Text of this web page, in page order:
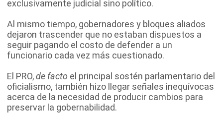
exclusivamente judicial sino político.
Al mismo tiempo, gobernadores y bloques aliados
dejaron trascender que no estaban dispuestos a
seguir pagando el costo de defender a un
funcionario cada vez más cuestionado.
El PRO,de facto el principal sostén parlamentario del
oficialismo, también hizo llegar señales inequívocas
acerca de la necesidad de producir cambios para
preservar la gobernabilidad.